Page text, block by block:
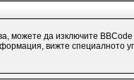
можете да изключите
вижте специалното